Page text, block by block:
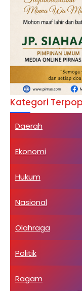
Kategori
Daerah
Ekonomi
Hukum
Nasional
Olahraga
Politik
Ragam